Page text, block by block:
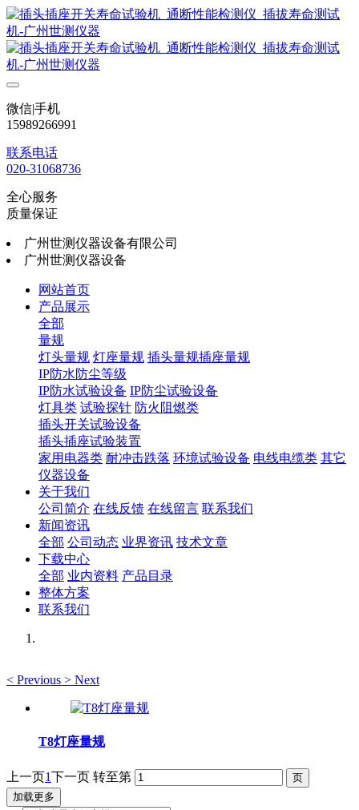
微信|手机
15989266991
联系电话
020-31068736
全心服务
质量保证
广州世测仪器设备有限公司
广州世测仪器设备
网站首页
产品展示
全部
量规
灯头量规 灯座量规 插头量规插座量规
IP防水防尘等级
IP防水试验设备 IP防尘试验设备
灯具类 试验探针 防火阻燃类
插头开关试验设备
插头插座试验装置
家用电器类 耐冲击跌落 环境试验设备 电线电缆类 其它
仪器设备
关于我们
公司简介 在线反馈 在线留言 联系我们
新闻资讯
全部 公司动态 业界资讯 技术文章
下载中心
全部 业内资料 产品目录
整体方案
联系我们
< Previous > Next
T8灯座量规
上一页1下一页 转至第
加载更多